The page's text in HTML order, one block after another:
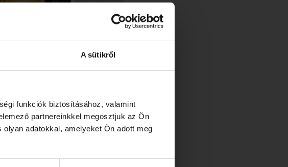
A sütikről
funkciók biztosításához, valamint
partnereinkkel megosztjuk az Ön
adatokkal, amelyeket Ön adott meg